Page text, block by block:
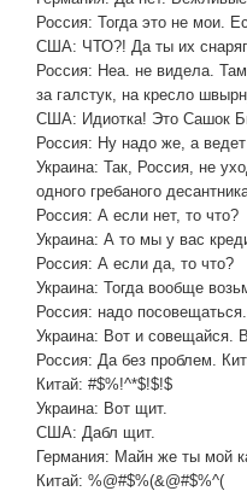
Россия: Тогда это не мои.
США: ЧТО?! Да ты их
Россия: Неа. не видела.
за галстук, на кресло
США: Идиотка! Это Сашок
Россия: Ну надо же, а
Украина: Так, Россия, не
одного гребаного
Россия: А если нет, то что?
Украина: А то мы у вас
Россия: А если да, то что?
Украина: Тогда вообще
Россия: надо посовещаться.
Украина: Вот и
Россия: Да без проблем.
Китай: #$%!^*$!$!$
Украина: Вот щит.
США: Дабл щит.
Германия: Майн же ты мой
Китай: %@#$%(&@#$%^(